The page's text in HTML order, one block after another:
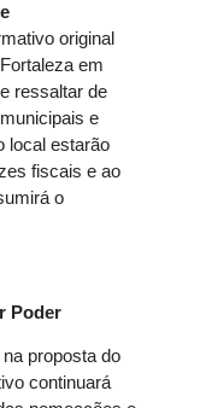
original
em
ressaltar de
e
local estarão
fiscais e ao
o
Poder
proposta do
continuará